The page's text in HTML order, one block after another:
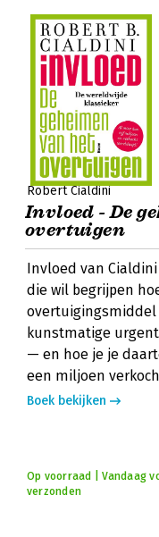
Robert Cialdini
Invloed - De
overtuigen
Invloed van
die wil begrijpen
overtuigingsmiddel
kunstmatige
— en hoe je je
een miljoen
Boek bekijken
Op voorraad | Vandaag
verzonden